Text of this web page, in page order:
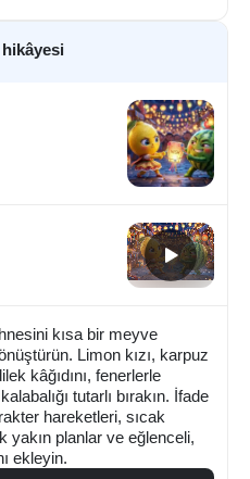
kısa bir meyve
Limon kızı, karpuz
kâğıdını, fenerlerle
tutarlı bırakın. İfade
hareketleri, sıcak
yakın planlar ve eğlenceli,
ekleyin.